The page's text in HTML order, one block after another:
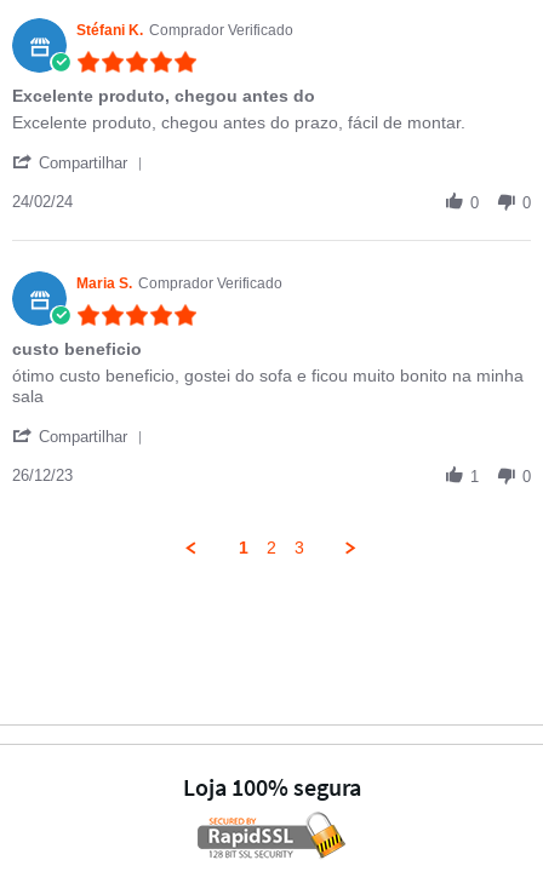
Stéfani K. Comprador Verificado
Excelente produto, chegou antes do
Review by Stéfani K. on 24 Feb 2024
review stating Excelente produto, chegou antes do
Excelente produto, chegou antes do prazo, fácil de montar.
Compartilhar
24/02/24 0 0
Maria S. Comprador Verificado
custo beneficio
Review by Maria S. on 26 Dec 2023
review stating custo beneficio
ótimo custo beneficio, gostei do sofa e ficou muito bonito na minha
sala
Compartilhar
26/12/23 1 0
1 2 3